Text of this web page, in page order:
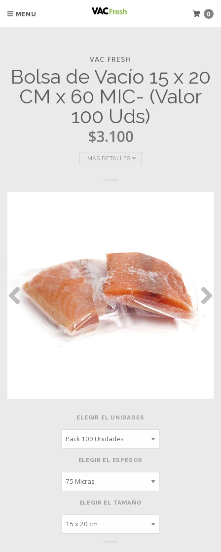
MENU 0
VAC FRESH
Bolsa de Vacío 15 x 20
CM x 60 MIC- (Valor
100 Uds)
$3.100
MÁS DETALLES
ELEGIR EL UNIDADES
ELEGIR EL ESPESOR
ELEGIR EL TAMAÑO